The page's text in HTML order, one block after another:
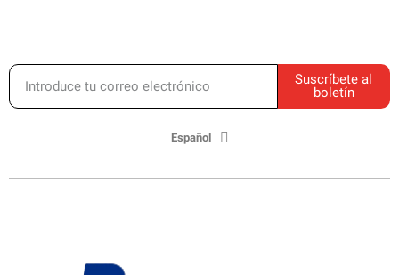
Suscríbete al
boletín
Español